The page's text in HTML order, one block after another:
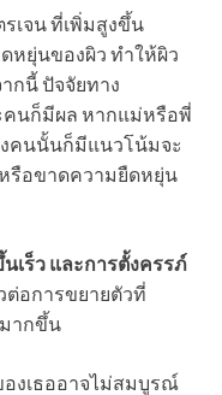
เจน ที่เพิ่มสูงขึ้น
หยุ่นของผิว ทำให้ผิว
กนี้ ปัจจัยทาง
นก็มีผล หากแม่หรือพี่
คนนั้นก็มีแนวโน้มจะ
รือขาดความยืดหยุ่น
เร็ว และการตั้งครรภ์
อการขยายตัวที่
ากขึ้น
งเธออาจไม่สมบูรณ์